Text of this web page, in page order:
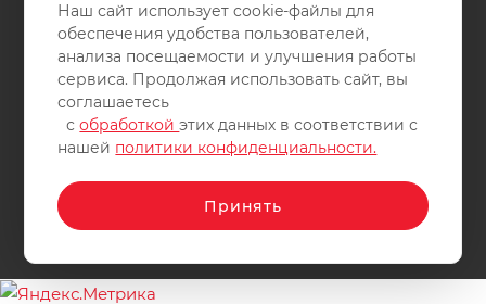
2011-2026 © интернет-магазин спортивных товаров
ВелоСаратов. Не является публичной офертой. Все права
защищены. Заимствование материалов и фотографий
запрещено.
Наш сайт использует cookie-файлы для
обеспечения удобства пользователей,
анализа посещаемости и улучшения работы
сервиса. Продолжая использовать сайт, вы
соглашаетесь
собработкойэтих данных в соответствии с
нашей политики конфиденциальности.
Принять